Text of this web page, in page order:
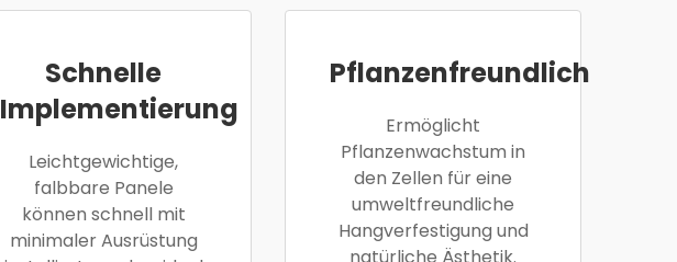
Schnelle
Implementierung
Leichtgewichtige,
falbbare Panele
können schnell mit
minimaler Ausrüstung
Pflanzenfreundlich
Ermöglicht
Pflanzenwachstum in
den Zellen für eine
umweltfreundliche
Hangverfestigung und